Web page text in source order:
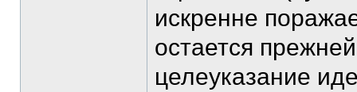
искренне
остается
целеуказание